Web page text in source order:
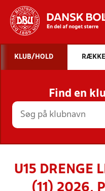
STILLINGER,
KLUB/HOLD RÆKKE
Find en
U15 DRENGE
(11) 2026,